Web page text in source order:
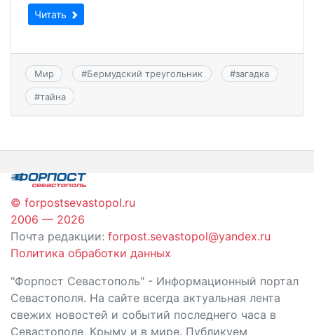
Читать
Мир #Бермудский треугольник #загадка
#тайна
© forpostsevastopol.ru
2006 — 2026
Почта редакции: forpost.sevastopol@yandex.ru
Политика обработки данных
"Форпост Севастополь" - Информационный портал
Севастополя. На сайте всегда актуальная лента
свежих новостей и событий последнего часа в
Севастополе, Крыму и в мире. Публикуем